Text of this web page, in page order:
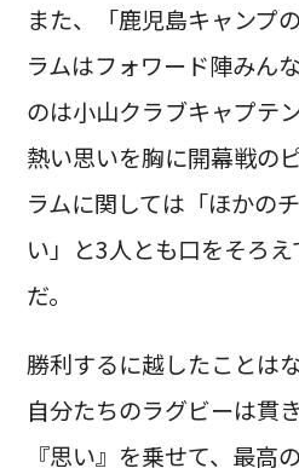
また、「鹿児島キャンプ
ラムはフォワード陣みん
のは小山クラブキャプテ
熱い思いを胸に開幕戦の
ラムに関しては「ほかの
い」と3人とも口をそろ
だ。
勝利するに越したことは
自分たちのラグビーは貫
『思い』を乗せて、最高